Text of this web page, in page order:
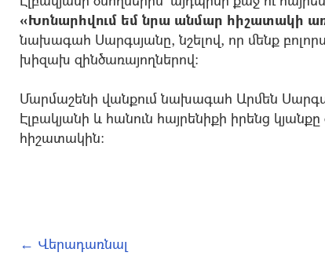
«Խոնարհվում եմ նրա անմար հիշատակի
նախագահ Սարգսյանը, նշելով, որ մենք
խիզախ զինծառայողներով:
Մարմաշենի վանքում նախագահ Արմեն
Էլբակյանի և հանուն հայրենիքի իրենց
հիշատակին։
← Վերադառնալ